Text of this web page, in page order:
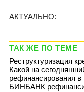
АКТУАЛЬНО:
ТАК ЖЕ ПО ТЕМЕ
Реструктуризация
Какой на
рефинансирования в
БИНБАНК